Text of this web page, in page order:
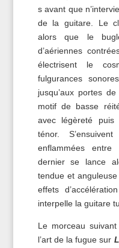
s avant que
de la guitare. Le
alors que le
d’aériennes
électrisent le
fulgurances
jusqu’aux portes de
motif de basse
avec légèreté puis
ténor.
enflammées
dernier se lance
tendue et
effets
interpelle la guitare
Le morceau
l’art de la fugue sur